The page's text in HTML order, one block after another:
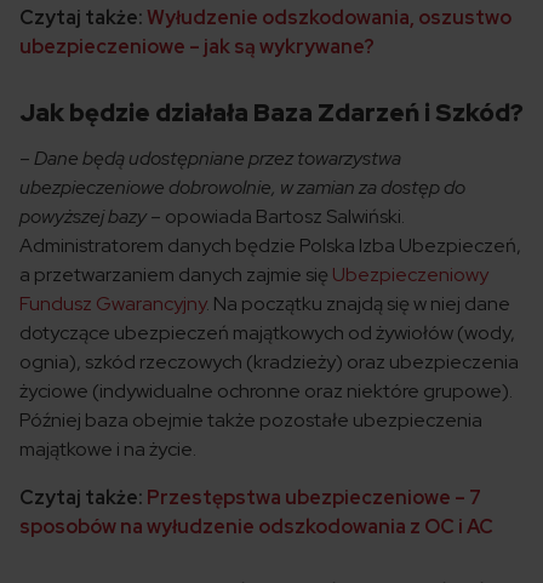
Czytaj także:Wyłudzenie odszkodowania, oszustwo
ubezpieczeniowe – jak są wykrywane?
Jak będzie działała Baza Zdarzeń i Szkód?
–Dane będą udostępniane przez towarzystwa
ubezpieczeniowe dobrowolnie, w zamian za dostęp do
powyższej bazy– opowiada Bartosz Salwiński.
Administratorem danych będzie Polska Izba Ubezpieczeń,
a przetwarzaniem danych zajmie się Ubezpieczeniowy
Fundusz Gwarancyjny. Na początku znajdą się w niej dane
dotyczące ubezpieczeń majątkowych od żywiołów (wody,
ognia), szkód rzeczowych (kradzieży) oraz ubezpieczenia
życiowe (indywidualne ochronne oraz niektóre grupowe).
Później baza obejmie także pozostałe ubezpieczenia
majątkowe i na życie.
Czytaj także: Przestępstwa ubezpieczeniowe – 7
sposobów na wyłudzenie odszkodowania z OC i AC